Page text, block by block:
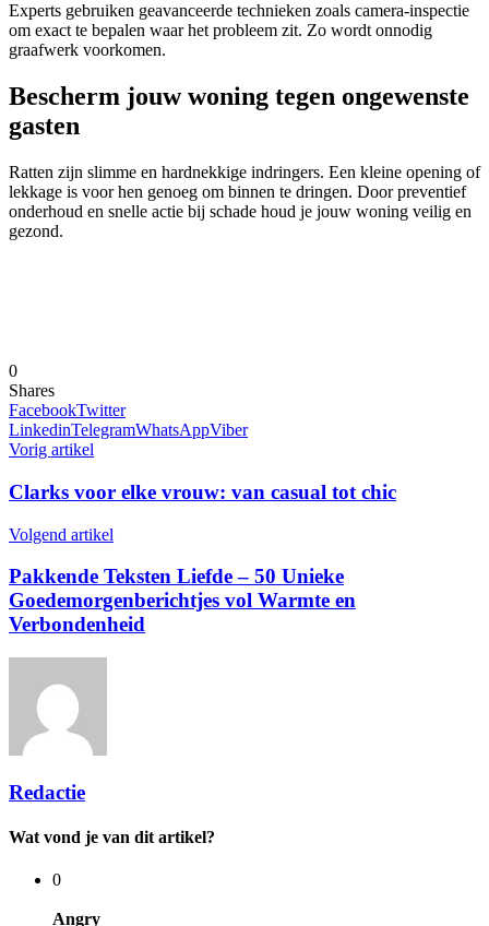
Experts gebruiken geavanceerde technieken zoals camera-inspectie
om exact te bepalen waar het probleem zit. Zo wordt onnodig
graafwerk voorkomen.
Bescherm jouw woning tegen ongewenste
gasten
Ratten zijn slimme en hardnekkige indringers. Een kleine opening of
lekkage is voor hen genoeg om binnen te dringen. Door preventief
onderhoud en snelle actie bij schade houd je jouw woning veilig en
gezond.
0
Shares
FacebookTwitter
LinkedinTelegramWhatsAppViber
Vorig artikel
Clarks voor elke vrouw: van casual tot chic
Volgend artikel
Pakkende Teksten Liefde – 50 Unieke
Goedemorgenberichtjes vol Warmte en
Verbondenheid
Redactie
Wat vond je van dit artikel?
0
Angry